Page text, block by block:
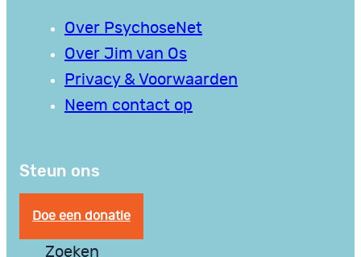
Over PsychoseNet
Over Jim van Os
Privacy & Voorwaarden
Neem contact op
Steun ons
Doe een donatie
Zoeken